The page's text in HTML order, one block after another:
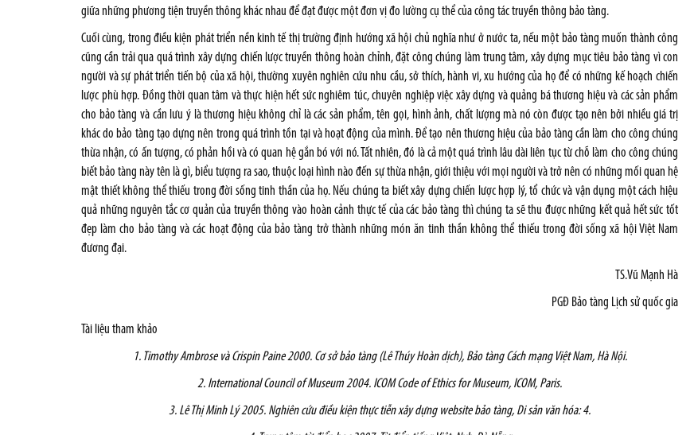
giữa những phương tiện truyền thông khác nhau để đạt được một đơn vị đo lường cụ thể của công tác truyền thông bảo tàng.
Cuối cùng, trong điều kiện phát triển nền kinh tế thị trường định hướng xã hội chủ nghĩa như ở nước ta, nếu một bảo tàng muốn thành công
cũng cần trải qua quá trình xây dựng chiến lược truyền thông hoàn chỉnh, đặt công chúng làm trung tâm, xây dựng mục tiêu bảo tàng vì con
người và sự phát triển tiến bộ của xã hội, thường xuyên nghiên cứu nhu cầu, sở thích, hành vi, xu hướng của họ để có những kế hoạch chiến
lược phù hợp. Đồng thời quan tâm và thực hiện hết sức nghiêm túc, chuyên nghiệp việc xây dựng và quảng bá thương hiệu và các sản phẩm
cho bảo tàng và cần lưu ý là thương hiệu không chỉ là các sản phẩm, tên gọi, hình ảnh, chất lượng mà nó còn được tạo nên bởi nhiều giá trị
khác do bảo tàng tạo dựng nên trong quá trình tồn tại và hoạt động của mình. Để tạo nên thương hiệu của bảo tàng cần làm cho công chúng
thừa nhận, có ấn tượng, có phản hồi và có quan hệ gắn bó với nó. Tất nhiên, đó là cả một quá trình lâu dài liên tục từ chỗ làm cho công chúng
biết bảo tàng này tên là gì, biểu tượng ra sao, thuộc loại hình nào đến sự thừa nhận, giới thiệu với mọi người và trở nên có những mối quan hệ
mật thiết không thể thiếu trong đời sống tinh thần của họ. Nếu chúng ta biết xây dựng chiến lược hợp lý, tổ chức và vận dụng một cách hiệu
quả những nguyên tắc cơ quản của truyền thông vào hoàn cảnh thực tế của các bảo tàng thì chúng ta sẽ thu được những kết quả hết sức tốt
đẹp làm cho bảo tàng và các hoạt động của bảo tàng trở thành những món ăn tinh thần không thể thiếu trong đời sống xã hội Việt Nam
đương đại.
TS.Vũ Mạnh Hà
PGĐ Bảo tàng Lịch sử quốc gia
Tài liệu tham khảo
1. Timothy Ambrose và Crispin Paine 2000. Cơ sở bảo tàng (Lê Thúy Hoàn dịch), Bảo tàng Cách mạng Việt Nam, Hà Nội.
2. International Council of Museum 2004. ICOM Code of Ethics for Museum, ICOM, Paris.
3. Lê Thị Minh Lý 2005. Nghiên cứu điều kiện thực tiễn xây dựng website bảo tàng, Di sản văn hóa: 4.